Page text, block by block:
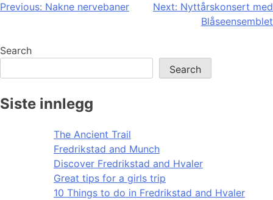
Post
Previous: Nakne nervebaner Next: Nyttårskonsert med
Blåseensemblet
Search
Search
Siste innlegg
The Ancient Trail
Fredrikstad and Munch
Discover Fredrikstad and Hvaler
Great tips for a girls trip
10 Things to do in Fredrikstad and Hvaler